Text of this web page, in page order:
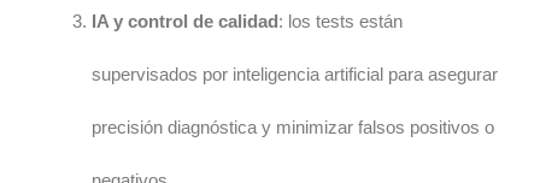
IA y control de calidad : los tests están
supervisados por inteligencia artificial para asegurar
precisión diagnóstica y minimizar falsos positivos o